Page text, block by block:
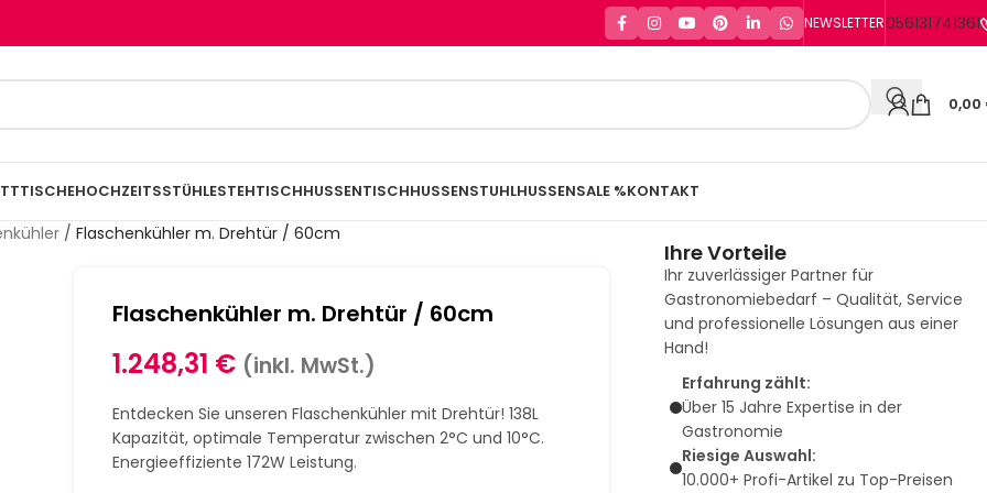
NEWSLETTER056131741361
0,00
HOCHZEITSSTÜHLESTEHTISCHHUSSENTISCHHUSSENSTUHLHUSSENSALE %KONTAKT
/ Flaschenkühler m. Drehtür / 60cm
Flaschenkühler m. Drehtür / 60cm
1.248,31 € (inkl. MwSt.)
Entdecken Sie unseren Flaschenkühler mit Drehtür! 138L
Kapazität, optimale Temperatur zwischen 2°C und 10°C.
Energieeffiziente 172W Leistung.
Ihre Vorteile
Ihr zuverlässiger Partner für
Gastronomiebedarf – Qualität, Service
und professionelle Lösungen aus einer
Hand!
Erfahrung zählt:
Über 15 Jahre Expertise in der
Gastronomie
Riesige Auswahl:
10.000+ Profi-Artikel zu Top-Preisen